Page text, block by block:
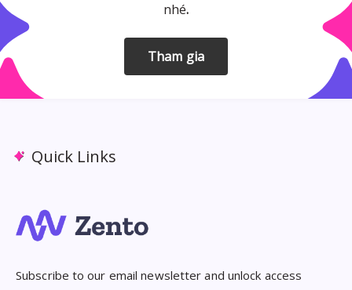
nhé.
Tham gia
Quick Links
Subscribe to our email newsletter and unlock access